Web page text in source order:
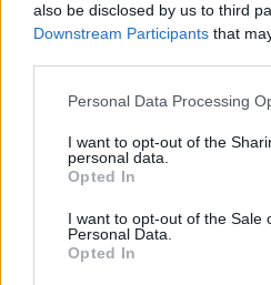
also be disclosed by us to third
Downstream Participants that
Personal Data Processing
I want to opt-out of the
personal data.
Opted In
I want to opt-out of the Sale
Personal Data.
Opted In
ich hab mit freude 2010
aufzubauen und über "unkraut"
unter wasser" und vieles
dies - dies ist sowas von
23 April 2026
DJAdonis maritimesland
Brüllkäfer_I